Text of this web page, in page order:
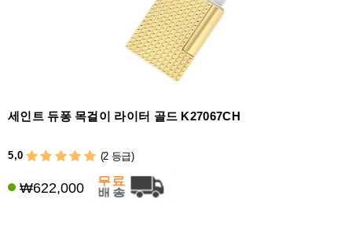
세인트 듀퐁 목걸이 라이터 골드 K27067CH
5,0 (2 등급)
₩622,000